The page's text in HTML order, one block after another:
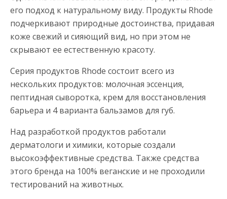
его подход к натуральному виду. Продукты Rhode
подчеркивают природные достоинства, придавая
коже свежий и сияющий вид, но при этом не
скрывают ее естественную красоту.
Серия продуктов Rhode состоит всего из
нескольких продуктов: молочная эссенция,
пептидная сыворотка, крем для восстановления
барьера и 4 варианта бальзамов для губ.
Над разработкой продуктов работали
дерматологи и химики, которые создали
высокоэффективные средства. Также средства
этого бренда на 100% веганские и не проходили
тестирований на животных.